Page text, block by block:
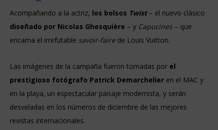
Acompañando a la actriz, los bolsos Twist– el nuevo clásico
diseñado por Nicolas Ghesquière – y Capucines – que
encarna el irrefutable savoir-faire de Louis Vuitton.
Las imágenes de la campaña fueron tomadas por el
prestigioso fotógrafo Patrick Demarchelier en el MAC y
en la playa, un espectacular paisaje modernista, y serán
desveladas en los números de diciembre de las mejores
revistas internacionales.